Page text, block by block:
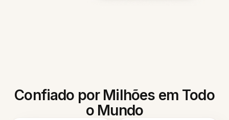
Confiado por Milhões em Todo
o Mundo